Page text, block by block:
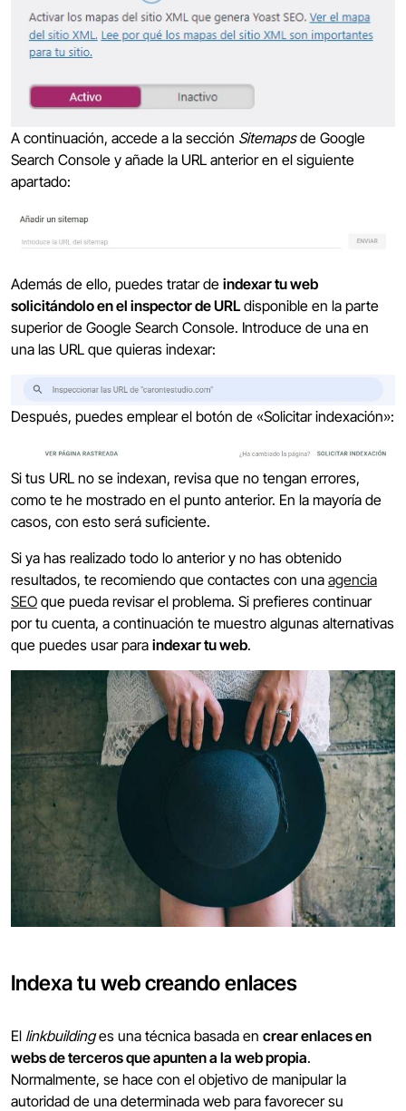
A continuación, accede a la sección Sitemapsde Google
Search Console y añade la URL anterior en el siguiente
apartado:
Además de ello, puedes tratar de indexar tu web
solicitándolo en el inspector de URL disponible en la parte
superior de Google Search Console. Introduce de una en
una las URL que quieras indexar:
Después, puedes emplear el botón de «Solicitar indexación»:
Si tus URL no se indexan, revisa que no tengan errores,
como te he mostrado en el punto anterior. En la mayoría de
casos, con esto será suficiente.
Si ya has realizado todo lo anterior y no has obtenido
resultados, te recomiendo que contactes con una agencia
SEO que pueda revisar el problema. Si prefieres continuar
por tu cuenta, a continuación te muestro algunas alternativas
que puedes usar para indexar tu web.
Indexa tu web creando enlaces
El linkbuildinges una técnica basada en crear enlaces en
webs de terceros que apunten a la web propia.
Normalmente, se hace con el objetivo de manipular la
autoridad de una determinada web para favorecer su